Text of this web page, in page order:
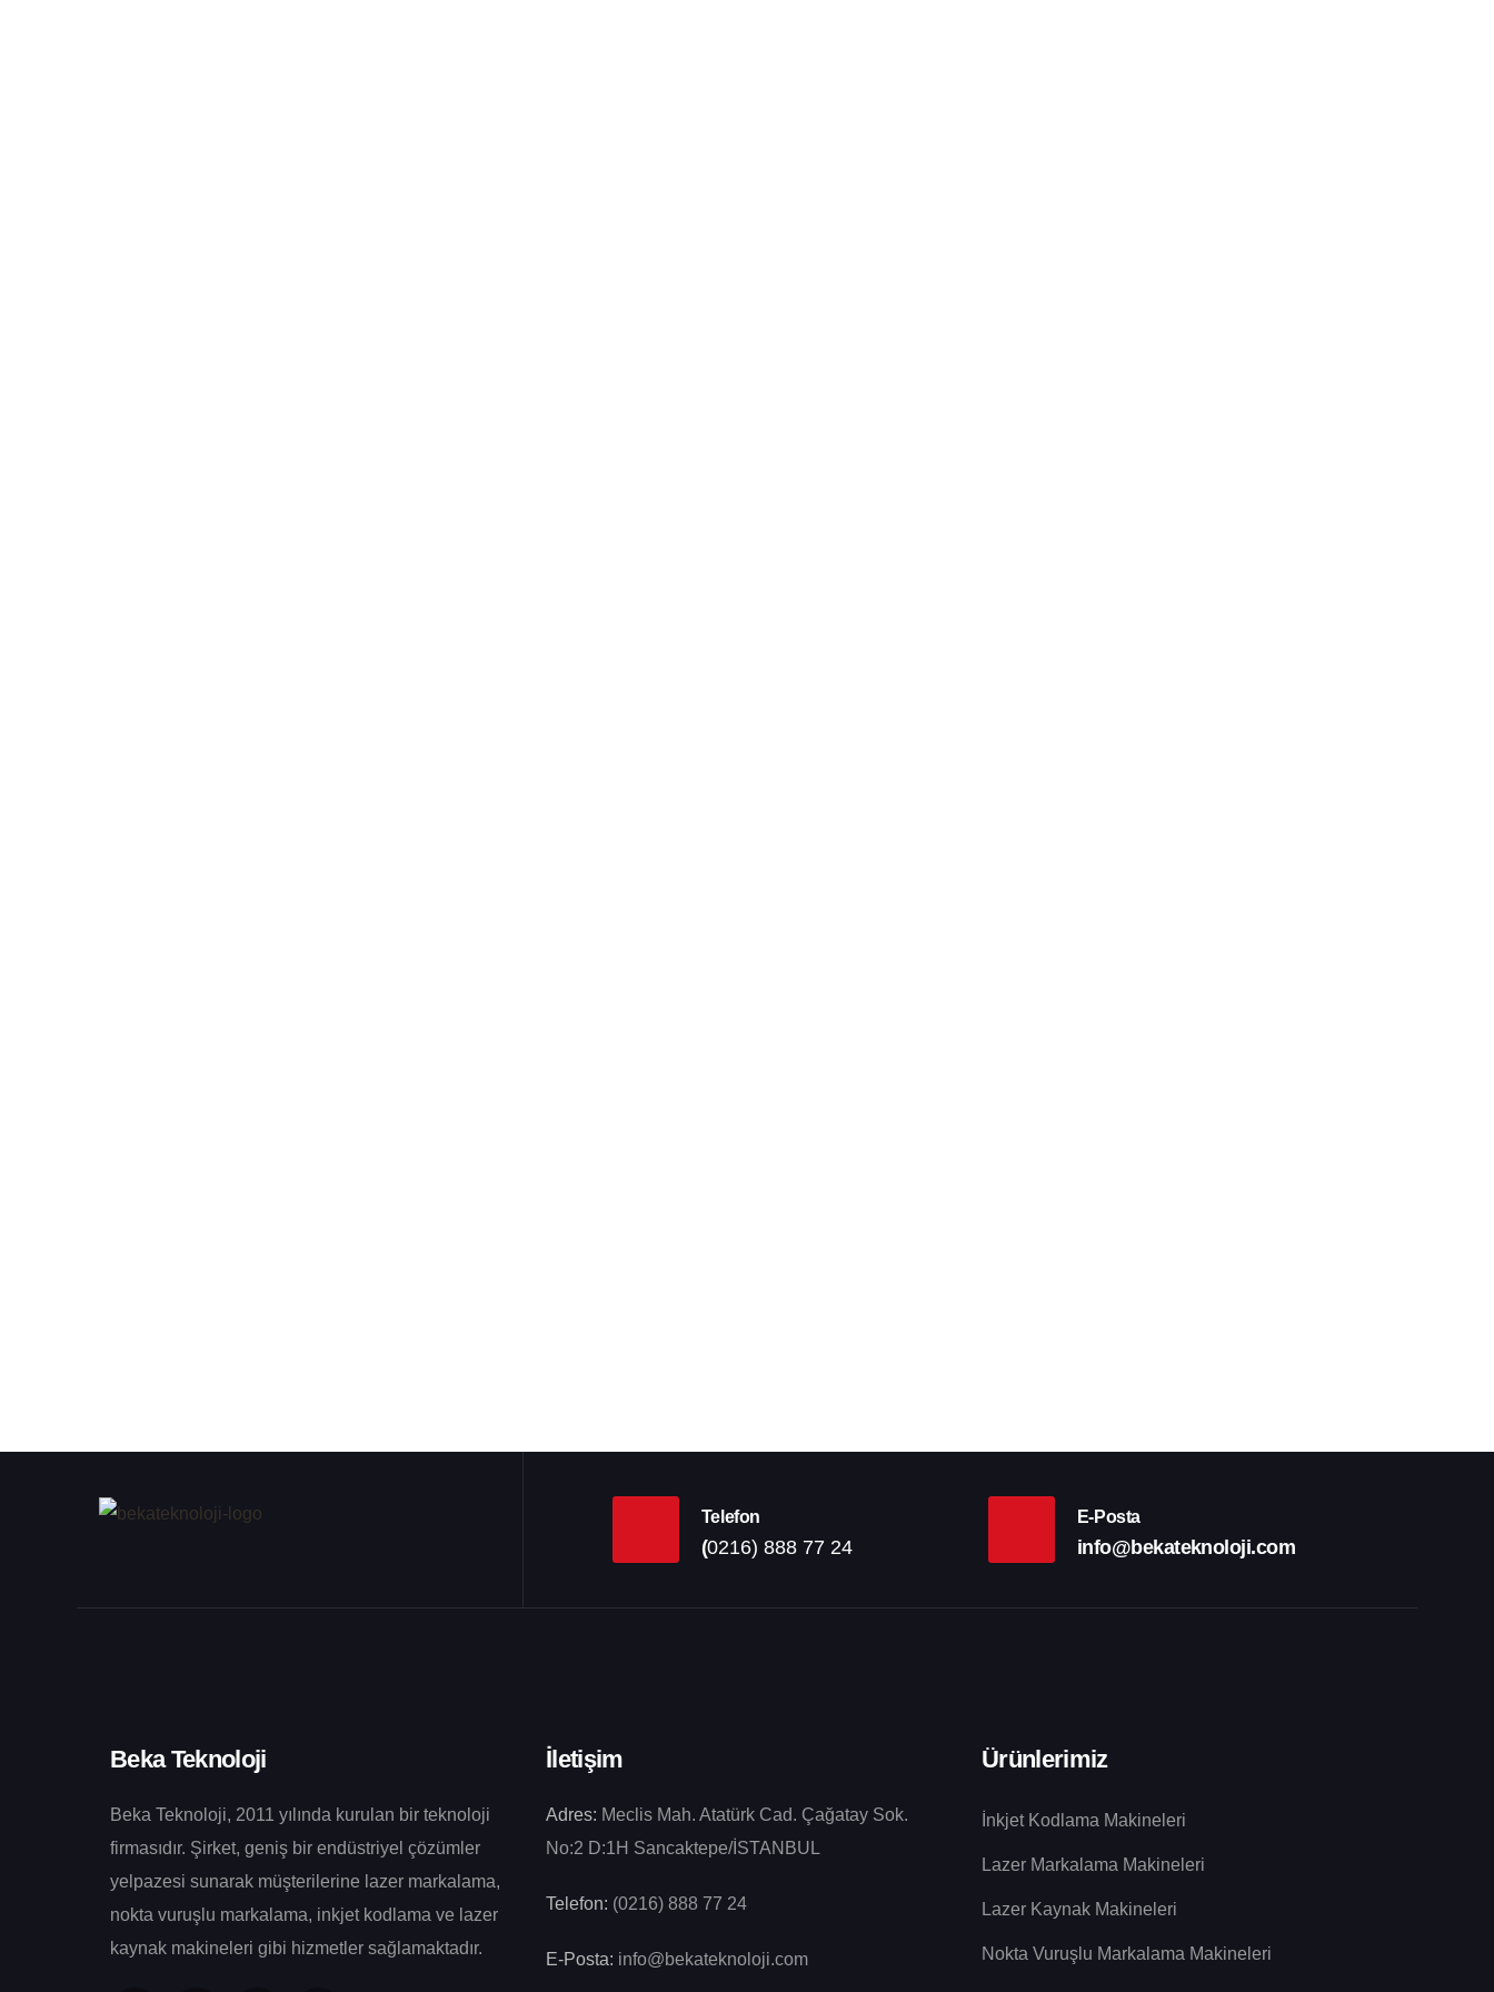
Telefon
(0216) 888 77 24
E-Posta
info@bekateknoloji.com
Beka Teknoloji
Beka Teknoloji, 2011 yılında kurulan bir teknoloji
firmasıdır. Şirket, geniş bir endüstriyel çözümler
yelpazesi sunarak müşterilerine lazer markalama,
nokta vuruşlu markalama, inkjet kodlama ve lazer
kaynak makineleri gibi hizmetler sağlamaktadır.
İletişim
Adres: Meclis Mah. Atatürk Cad. Çağatay Sok.
No:2 D:1H Sancaktepe/İSTANBUL
Telefon: (0216) 888 77 24
E-Posta: info@bekateknoloji.com
Ürünlerimiz
İnkjet Kodlama Makineleri
Lazer Markalama Makineleri
Lazer Kaynak Makineleri
Nokta Vuruşlu Markalama Makineleri